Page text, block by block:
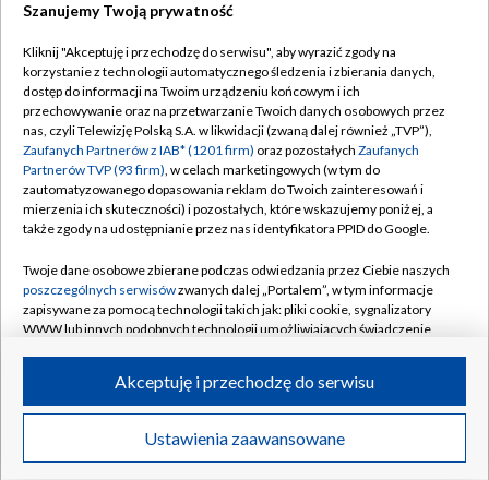
TVP
Abonament TVP
Emisja w TVP
Centrum informacji TVP
Naziemna Telewizja Cyfrowa
Rada Programowa
System NOS
Informacje o nadawcy
Program dla prasy
Ogłoszenie przetargowe
Regulamin TVP
Polityka prywatności
Moje zgody
Pomoc
Kontakt
Kanały
©2026 Telewizja Polska S.A. w likwidacji
Szanujemy Twoją prywatność
Kliknij "Akceptuję i przechodzę do serwisu", aby wyrazić zgody na
korzystanie z technologii automatycznego śledzenia i zbierania danych,
dostęp do informacji na Twoim urządzeniu końcowym i ich
przechowywanie oraz na przetwarzanie Twoich danych osobowych przez
nas, czyli Telewizję Polską S.A. w likwidacji (zwaną dalej również „TVP”),
Zaufanych Partnerów z IAB* (1201 firm) oraz pozostałych Zaufanych
Partnerów TVP (93 firm), w celach marketingowych (w tym do
zautomatyzowanego dopasowania reklam do Twoich zainteresowań i
mierzenia ich skuteczności) i pozostałych, które wskazujemy poniżej, a
także zgody na udostępnianie przez nas identyfikatora PPID do Google.
Twoje dane osobowe zbierane podczas odwiedzania przez Ciebie naszych
poszczególnych serwisówzwanych dalej „Portalem”, w tym informacje
zapisywane za pomocą technologii takich jak: pliki cookie, sygnalizatory
WWW lub innych podobnych technologii umożliwiających świadczenie
ruchu w Internecie.
Twoje dane osobowe zbierane podczas odwiedzania przez Ciebie
poszczególnych serwisówna Portalu, takie jak adresy IP, identyfikatory
Ustawienia zaawansowane
Akceptuję i przechodzę do serwisu